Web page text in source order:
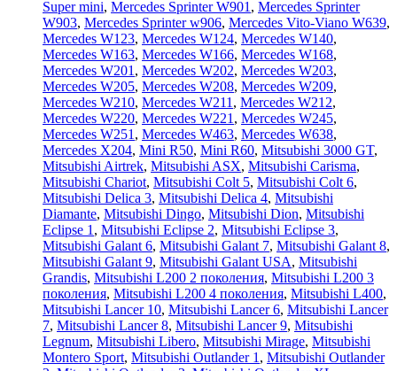
Super mini, Mercedes Sprinter W901 , Mercedes Sprinter
W903, Mercedes Sprinter w906, Mercedes Vito-Viano W639,
Mercedes W123, Mercedes W124, Mercedes W140,
Mercedes W163, Mercedes W166, Mercedes W168,
Mercedes W201 , Mercedes W202, Mercedes W203,
Mercedes W205, Mercedes W208, Mercedes W209,
Mercedes W210, Mercedes W211 , Mercedes W212,
Mercedes W220, Mercedes W221 , Mercedes W245,
Mercedes W251 , Mercedes W463, Mercedes W638,
Mercedes X204, Mini R50, Mini R60, Mitsubishi 3000 GT,
Mitsubishi Airtrek, Mitsubishi ASX, Mitsubishi Carisma,
Mitsubishi Chariot, Mitsubishi Colt 5, Mitsubishi Colt 6,
Mitsubishi Delica 3, Mitsubishi Delica 4, Mitsubishi
Diamante, Mitsubishi Dingo, Mitsubishi Dion, Mitsubishi
Eclipse 1 , Mitsubishi Eclipse 2, Mitsubishi Eclipse 3,
Mitsubishi Galant 6, Mitsubishi Galant 7, Mitsubishi Galant 8,
Mitsubishi Galant 9, Mitsubishi Galant USA, Mitsubishi
Grandis, Mitsubishi L200 2 поколения, Mitsubishi L200 3
поколения, Mitsubishi L200 4 поколения, Mitsubishi L400,
Mitsubishi Lancer 10, Mitsubishi Lancer 6, Mitsubishi Lancer
7, Mitsubishi Lancer 8, Mitsubishi Lancer 9, Mitsubishi
Legnum, Mitsubishi Libero, Mitsubishi Mirage, Mitsubishi
Montero Sport, Mitsubishi Outlander 1 , Mitsubishi Outlander